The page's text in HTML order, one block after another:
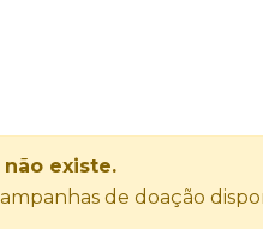
existe.
de doação